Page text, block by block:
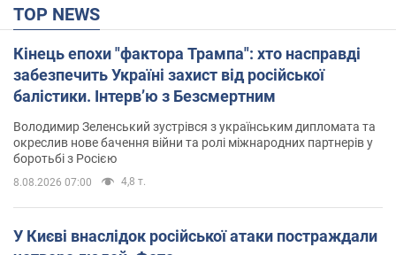
TOP NEWS
Кінець епохи "фактора Трампа": хто насправді
забезпечить Україні захист від російської
балістики. Інтерв’ю з Безсмертним
Володимир Зеленський зустрівся з українським дипломата та
окреслив нове бачення війни та ролі міжнародних партнерів у
боротьбі з Росією
8.08.2026 07:00 4,8 т.
У Києві внаслідок російської атаки постраждали